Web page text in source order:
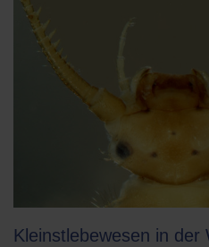
Kleinstlebewesen in der